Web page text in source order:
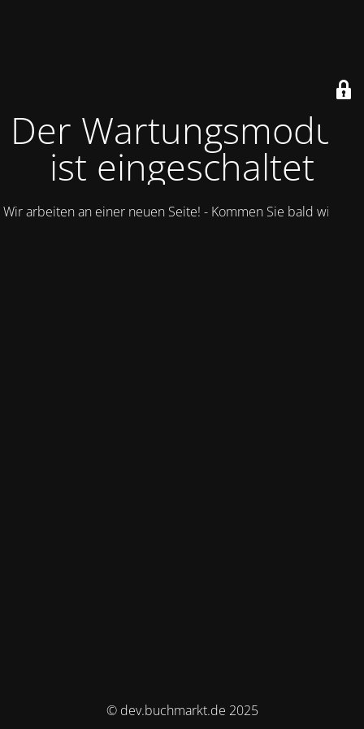
Der Wartungsmodus
ist eingeschaltet
Wir arbeiten an einer neuen Seite! - Kommen Sie bald wieder.
© dev.buchmarkt.de 2025